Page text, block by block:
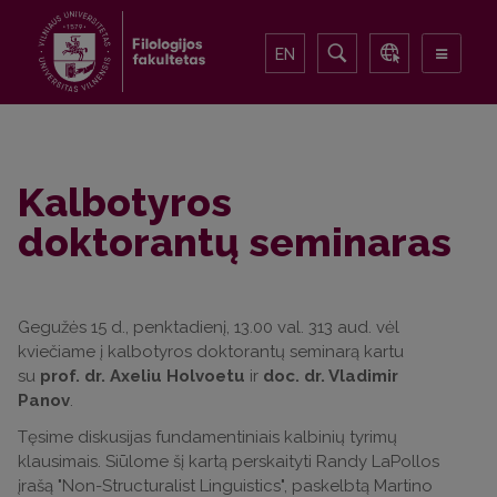
EN
Kalbotyros
doktorantų seminaras
Gegužės 15 d., penktadienį, 13.00 val. 313 aud. vėl
kviečiame į kalbotyros doktorantų seminarą kartu
su prof. dr. Axeliu Holvoetu ir doc. dr. Vladimir
Panov.
Tęsime diskusijas fundamentiniais kalbinių tyrimų
klausimais. Siūlome šį kartą perskaityti Randy LaPollos
įrašą "Non-Structuralist Linguistics", paskelbtą Martino